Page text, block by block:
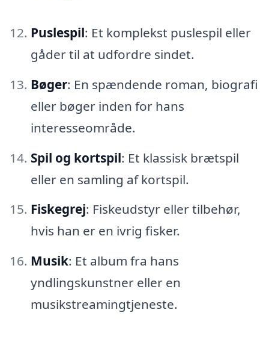
Puslespil: Et komplekst puslespil eller
gåder til at udfordre sindet.
Bøger: En spændende roman, biografi
eller bøger inden for hans
interesseområde.
Spil og kortspil: Et klassisk brætspil
eller en samling af kortspil.
Fiskegrej: Fiskeudstyr eller tilbehør,
hvis han er en ivrig fisker.
Musik: Et album fra hans
yndlingskunstner eller en
musikstreamingtjeneste.